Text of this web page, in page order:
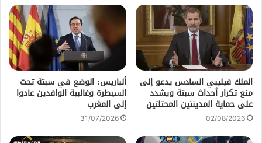
الملك فيليبي السادس يدعو إلى
منع تكرار أحداث سبتة ويشدد
على حماية المدينتين المحتلتين
02/08/2026
ألباريس: الوضع في سبتة تحت
السيطرة وغالبية الوافدين عادوا
إلى المغرب
31/07/2026